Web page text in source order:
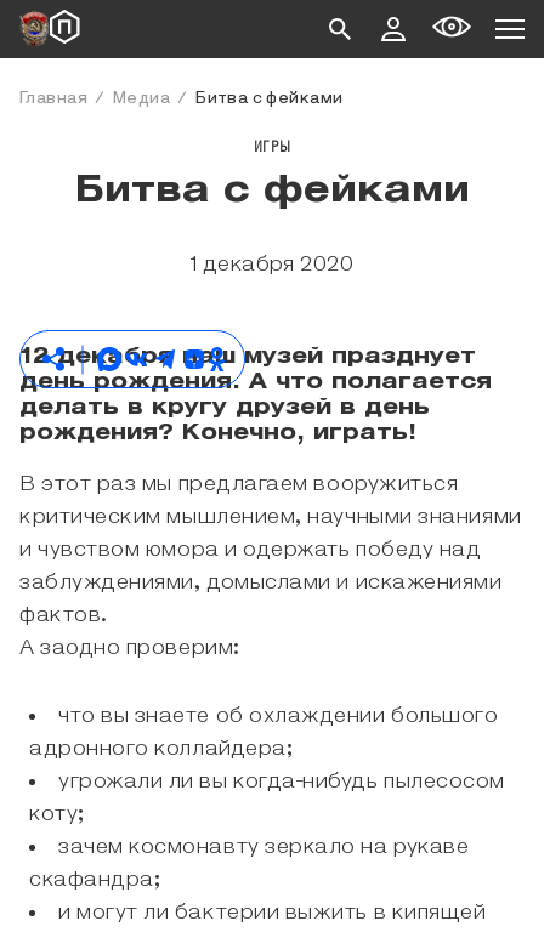
Главная Медиа Битва с фейками
ИГРЫ
Битва с фейками
1 декабря 2020
12 декабря наш музей празднует
день рождения. А что полагается
делать в кругу друзей в день
рождения? Конечно, играть!
В этот раз мы предлагаем вооружиться
критическим мышлением, научными знаниями
и чувством юмора и одержать победу над
заблуждениями, домыслами и искажениями
фактов.
А заодно проверим:
что вы знаете об охлаждении большого
адронного коллайдера;
угрожали ли вы когда-нибудь пылесосом
коту;
зачем космонавту зеркало на рукаве
скафандра;
и могут ли бактерии выжить в кипящей